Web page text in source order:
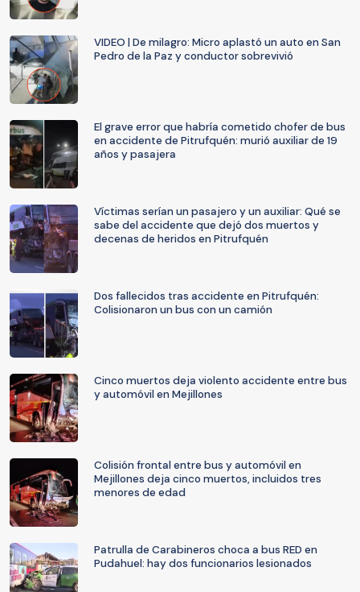
VIDEO | De milagro: Micro aplastó un auto en San
Pedro de la Paz y conductor sobrevivió
El grave error que habría cometido chofer de bus
en accidente de Pitrufquén: murió auxiliar de 19
años y pasajera
Víctimas serían un pasajero y un auxiliar: Qué se
sabe del accidente que dejó dos muertos y
decenas de heridos en Pitrufquén
Dos fallecidos tras accidente en Pitrufquén:
Colisionaron un bus con un camión
Cinco muertos deja violento accidente entre bus
y automóvil en Mejillones
Colisión frontal entre bus y automóvil en
Mejillones deja cinco muertos, incluidos tres
menores de edad
Patrulla de Carabineros choca a bus RED en
Pudahuel: hay dos funcionarios lesionados